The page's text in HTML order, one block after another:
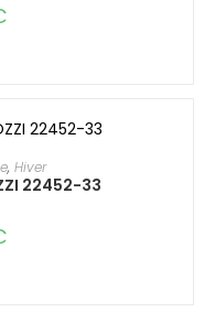
, Hiver
22452-33